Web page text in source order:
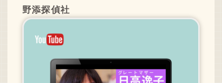
ご意見・ご感想
野添探偵社